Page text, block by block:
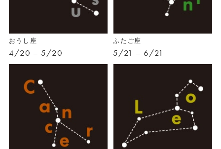
おうし座
4/20 – 5/20
ふたご座
5/21 – 6/21